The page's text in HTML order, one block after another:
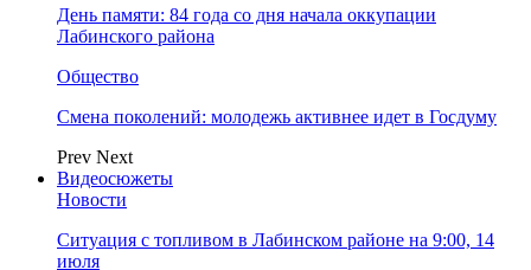
День памяти: 84 года со дня начала оккупации
Лабинского района
Общество
Смена поколений: молодежь активнее идет в Госдуму
Prev Next
Видеосюжеты
Новости
Ситуация с топливом в Лабинском районе на 9:00, 14
июля